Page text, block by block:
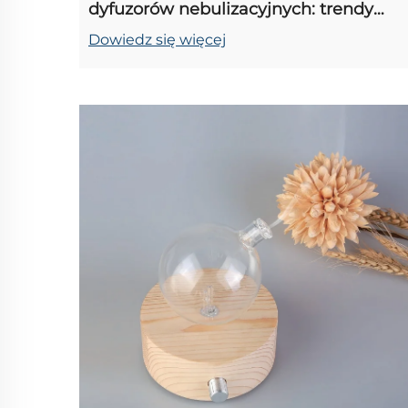
dyfuzorów nebulizacyjnych: trendy
rynkowe dla detalicznych
sprzedawców i odbiorców hurtowych
Dowiedz się więcej